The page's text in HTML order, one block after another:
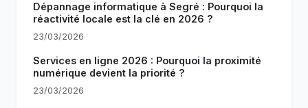
Dépannage informatique à Segré : Pourquoi la
réactivité locale est la clé en 2026 ?
23/03/2026
Services en ligne 2026 : Pourquoi la proximité
numérique devient la priorité ?
23/03/2026